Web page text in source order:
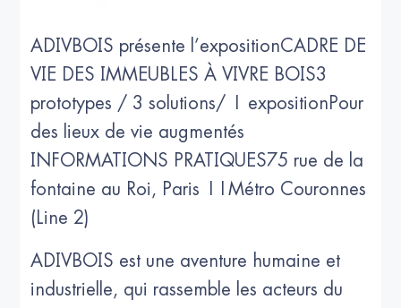
ADIVBOIS présente l’expositionCADRE DE
VIE DES IMMEUBLES À VIVRE BOIS3
prototypes / 3 solutions/ 1 expositionPour
des lieux de vie augmentés
INFORMATIONS PRATIQUES75 rue de la
fontaine au Roi, Paris 11Métro Couronnes
(Line 2)
ADIVBOIS est une aventure humaine et
industrielle, qui rassemble les acteurs du